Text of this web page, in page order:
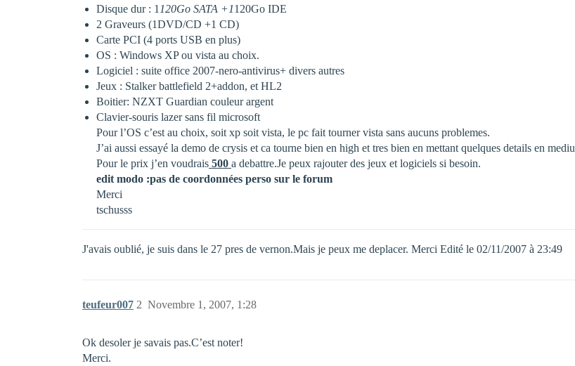
Disque dur : 1 120Go SATA +1120Go IDE
2 Graveurs (1DVD/CD +1 CD)
Carte PCI (4 ports USB en plus)
OS : Windows XP ou vista au choix.
Logiciel : suite office 2007-nero-antivirus+ divers autres
Jeux : Stalker battlefield 2+addon, et HL2
Boitier: NZXT Guardian couleur argent
Clavier-souris lazer sans fil microsoft
Pour l’OS c’est au choix, soit xp soit vista, le pc fait tourner vista sans aucuns problemes.
J’ai aussi essayé la demo de crysis et ca tourne bien en high et tres bien en mettant quelques details en
Pour le prix j’en voudrais 500 a debattre.Je peux rajouter des jeux et logiciels si besoin.
edit modo :pas de coordonnées perso sur le forum
Merci
tschusss
J'avais oublié, je suis dans le 27 pres de vernon.Mais je peux me deplacer. Merci Edité le 02/11/2007 à 23:49
teufeur007 Novembre 1, 2007, 1:28
2
Ok desoler je savais pas.C’est noter!
Merci.